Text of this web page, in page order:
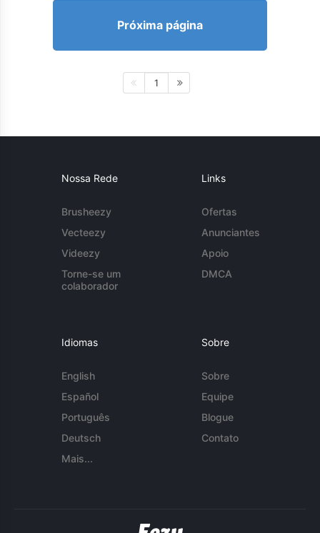
Próxima página
1
Nossa Rede
Brusheezy
Vecteezy
Videezy
Torne-se um
colaborador
Links
Ofertas
Anunciantes
Apoio
DMCA
Idiomas
English
Español
Português
Deutsch
Mais...
Sobre
Sobre
Equipe
Blogue
Contato